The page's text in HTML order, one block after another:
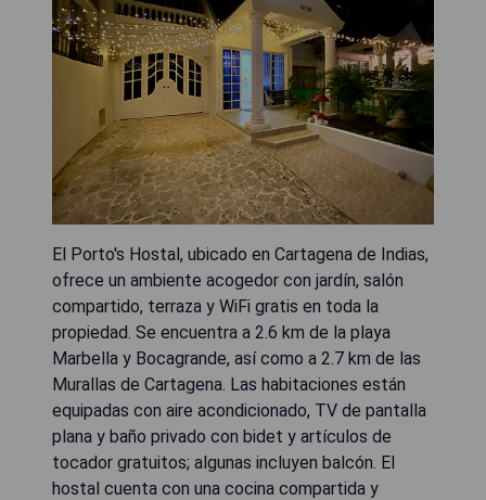
El Porto's Hostal, ubicado en Cartagena de Indias,
ofrece un ambiente acogedor con jardín, salón
compartido, terraza y WiFi gratis en toda la
propiedad. Se encuentra a 2.6 km de la playa
Marbella y Bocagrande, así como a 2.7 km de las
Murallas de Cartagena. Las habitaciones están
equipadas con aire acondicionado, TV de pantalla
plana y baño privado con bidet y artículos de
tocador gratuitos; algunas incluyen balcón. El
hostal cuenta con una cocina compartida y